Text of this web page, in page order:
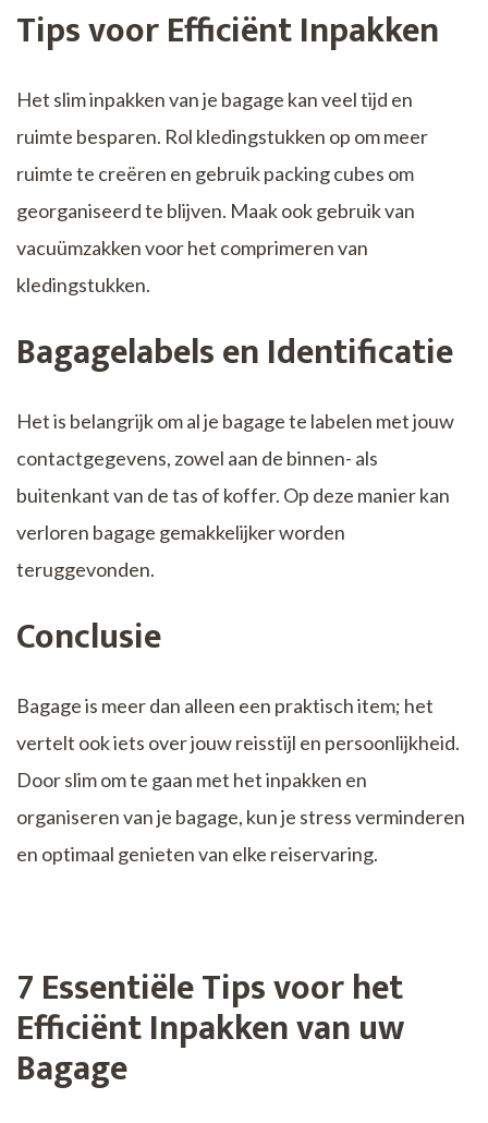
Tips voor Efficiënt Inpakken
Het slim inpakken van je bagage kan veel tijd en
ruimte besparen. Rol kledingstukken op om meer
ruimte te creëren en gebruik packing cubes om
georganiseerd te blijven. Maak ook gebruik van
vacuümzakken voor het comprimeren van
kledingstukken.
Bagagelabels en Identificatie
Het is belangrijk om al je bagage te labelen met jouw
contactgegevens, zowel aan de binnen- als
buitenkant van de tas of koffer. Op deze manier kan
verloren bagage gemakkelijker worden
teruggevonden.
Conclusie
Bagage is meer dan alleen een praktisch item; het
vertelt ook iets over jouw reisstijl en persoonlijkheid.
Door slim om te gaan met het inpakken en
organiseren van je bagage, kun je stress verminderen
en optimaal genieten van elke reiservaring.
7 Essentiële Tips voor het
Efficiënt Inpakken van uw
Bagage